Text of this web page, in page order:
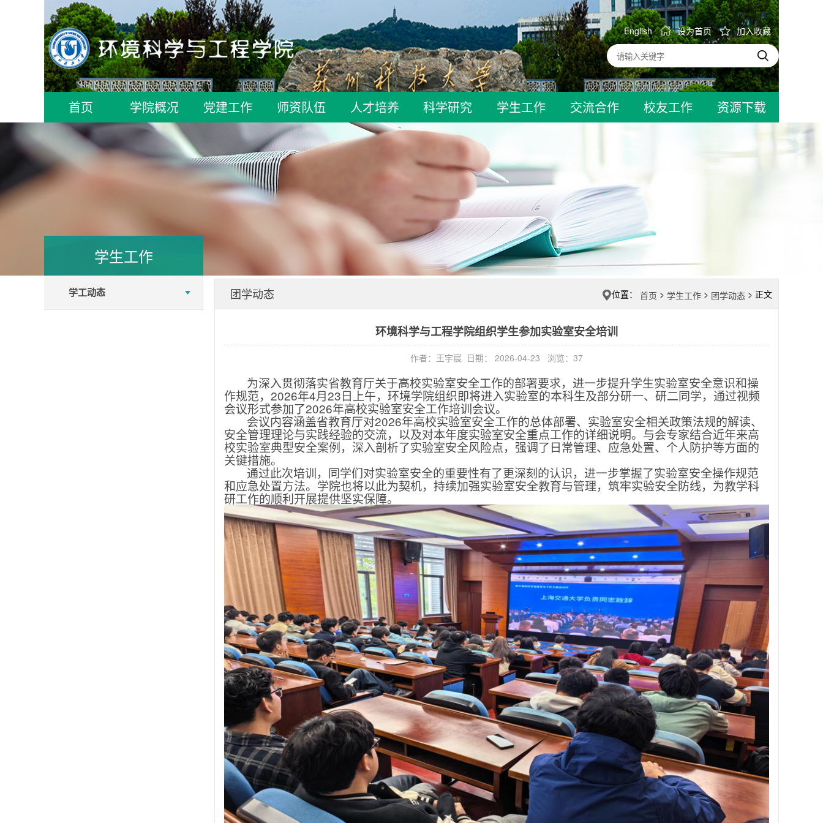
English 设为首页 加入收藏
首页 学院概况 党建工作 师资队伍 人才培养 科学研究 学生工作 交流合作 校友工作 资源下载
学生工作
学工动态 团学动态 位置： 首页 > 学生工作 > 团学动态 > 正文
环境科学与工程学院组织学生参加实验室安全培训
作者：王宇宸 日期： 2026-04-23 浏览： 37
为深入贯彻落实省教育厅关于高校实验室安全工作的部署要求，进一步提升学生实验室安全意识和操
作规范， 2026年4月23日上午，环境学院组织即将进入实验室的本科生及部分研一、研二同学，通过视频
会议形式参加了2026年高校实验室安全工作培训会议。
会议内容涵盖省教育厅对2026年高校实验室安全工作的总体部署、实验室安全相关政策法规的解读、
安全管理理论与实践经验的交流，以及对本年度实验室安全重点工作的详细说明。与会专家结合近年来高
校实验室典型安全案例，深入剖析了实验室安全风险点，强调了日常管理、应急处置、个人防护等方面的
关键措施。
通过此次培训，同学们对实验室安全的重要性有了更深刻的认识，进一步掌握了实验室安全操作规范
和应急处置方法。学院也将以此为契机，持续加强实验室安全教育与管理，筑牢实验安全防线，为教学科
研工作的顺利开展提供坚实保障。